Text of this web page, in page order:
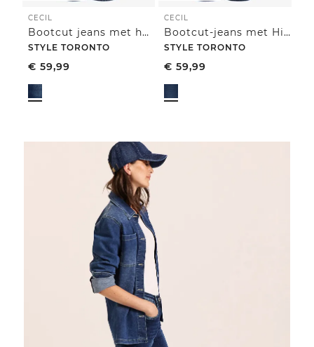
CECIL
Bootcut jeans met hoge taille en slim fit
STYLE TORONTO
€ 59,99
CECIL
Bootcut-jeans met High Waist in Slim Fit
STYLE TORONTO
€ 59,99